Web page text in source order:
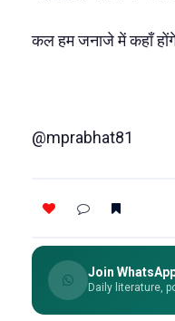
कल हम जनाजे में कहाँ
@mprabhat81
Join
Daily literature,